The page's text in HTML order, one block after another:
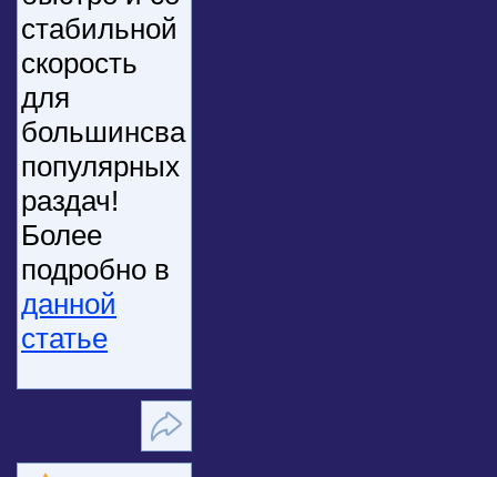
стабильной
скорость
для
большинсва
популярных
раздач!
Более
подробно в
данной
статье